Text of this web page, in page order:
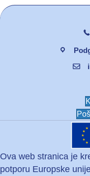
Ova web stranica je
potporu Europske